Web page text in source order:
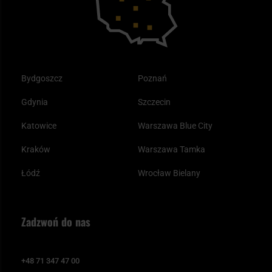
Bydgoszcz
Gdynia
Katowice
Kraków
Łódź
Poznań
Szczecin
Warszawa Blue City
Warszawa Tamka
Wrocław Bielany
Zadzwoń do nas
+48 71 347 47 00